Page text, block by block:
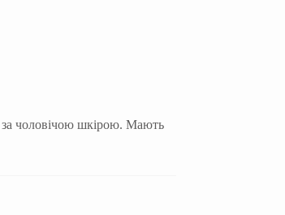
за чоловічою шкірою. Мають